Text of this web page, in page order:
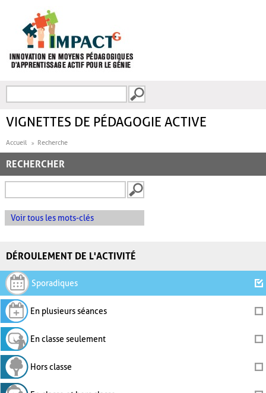
FORMULAIRE DE
VIGNETTES DE PÉDAGOGIE ACTIVE
Accueil Recherche
RECHERCHER
Voir tous les mots-clés
DÉROULEMENT DE L'ACTIVITÉ
Sporadiques
En plusieurs séances
En classe seulement
Hors classe